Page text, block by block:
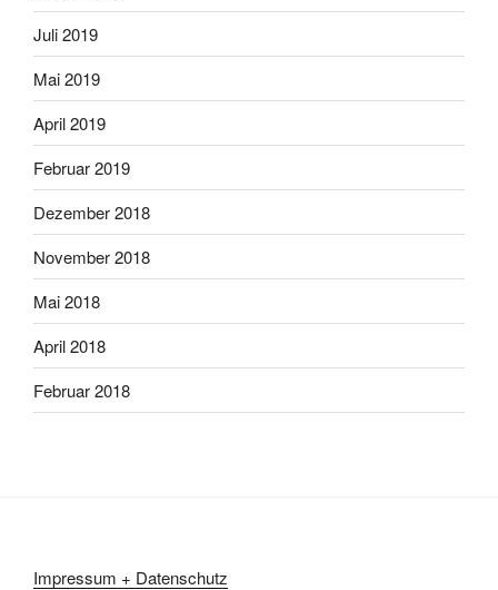
Juli 2019
Mai 2019
April 2019
Februar 2019
Dezember 2018
November 2018
Mai 2018
April 2018
Februar 2018
Impressum + Datenschutz